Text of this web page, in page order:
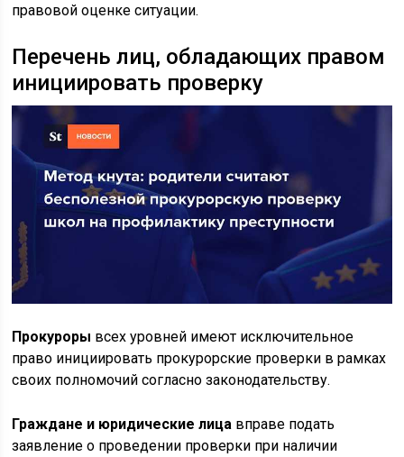
правовой оценке ситуации.
Перечень лиц, обладающих правом
инициировать проверку
Прокуроры всех уровней имеют исключительное
право инициировать прокурорские проверки в рамках
своих полномочий согласно законодательству.
Граждане и юридические лица вправе подать
заявление о проведении проверки при наличии